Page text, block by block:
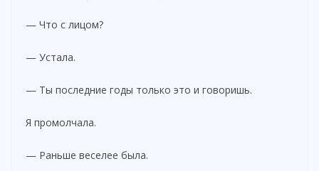
— Что с лицом?
— Устала.
— Ты последние годы только это и говоришь.
Я промолчала.
— Раньше веселее была.